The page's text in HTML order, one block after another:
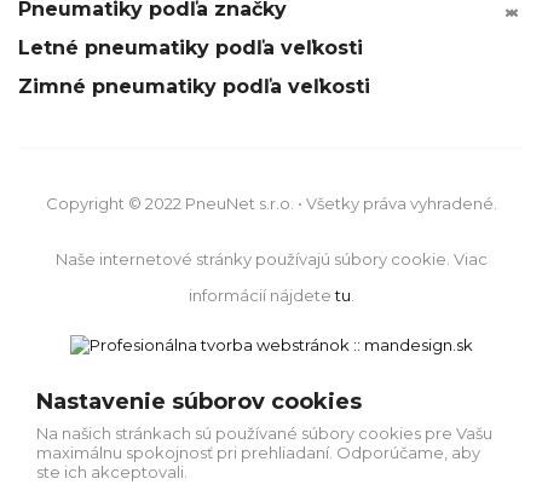
Pneumatiky podľa značky 

Letné pneumatiky podľa veľkosti


Zimné pneumatiky podľa veľkosti


Copyright © 2022 PneuNet s.r.o. • Všetky práva vyhradené.
Naše internetové stránky používajú súbory cookie. Viac
informácií nájdetetu
Nastavenie súborov cookies
Na našich stránkach sú používané súbory cookies pre Vašu
maximálnu spokojnosť pri prehliadaní. Odporúčame, aby
ste ich akceptovali.